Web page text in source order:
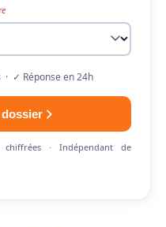
✓ Réponse en 24h
chiffrées · Indépendant de